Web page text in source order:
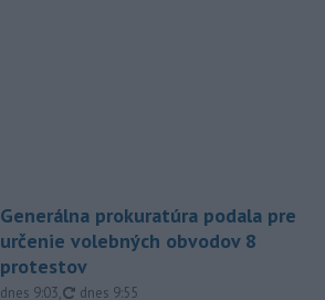
Generálna prokuratúra podala pre
určenie volebných obvodov 8
protestov
dnes 9:03, aktualizované
dnes 9:55